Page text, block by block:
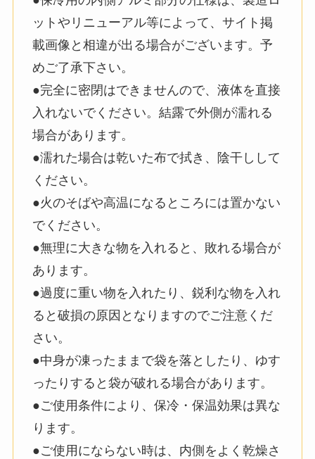
ットやリニューアル等によって、サイト掲
載画像と相違が出る場合がございます。予
めご了承下さい。
●完全に密閉はできませんので、液体を直接
入れないでください。結露で外側が濡れる
場合があります。
●濡れた場合は乾いた布で拭き、陰干しして
ください。
●火のそばや高温になるところには置かない
でください。
●無理に大きな物を入れると、敗れる場合が
あります。
●過度に重い物を入れたり、鋭利な物を入れ
ると破損の原因となりますのでご注意くだ
さい。
●中身が凍ったままで袋を落としたり、ゆす
ったりすると袋が破れる場合があります。
●ご使用条件により、保冷・保温効果は異な
ります。
●ご使用にならない時は、内側をよく乾燥さ